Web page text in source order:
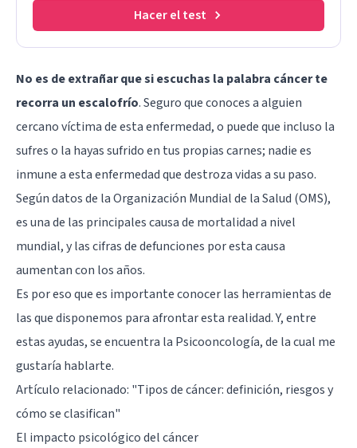
Hacer el test
No es de extrañar que si escuchas la palabra cáncer te
recorra un escalofrío. Seguro que conoces a alguien
cercano víctima de esta enfermedad, o puede que incluso la
sufres o la hayas sufrido en tus propias carnes; nadie es
inmune a esta enfermedad que destroza vidas a su paso.
Según datos de la Organización Mundial de la Salud (OMS),
es una de las principales causa de mortalidad a nivel
mundial, y las cifras de defunciones por esta causa
aumentan con los años.
Es por eso que es importante conocer las herramientas de
las que disponemos para afrontar esta realidad. Y, entre
estas ayudas, se encuentra la Psicooncología, de la cual me
gustaría hablarte.
Artículo relacionado: "Tipos de cáncer: definición, riesgos y
cómo se clasifican"
El impacto psicológico del cáncer